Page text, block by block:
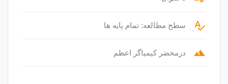
spellcheck سطح مطالعه: تمام پایه ها
terrain درمحضر کیمیاگر اعظم